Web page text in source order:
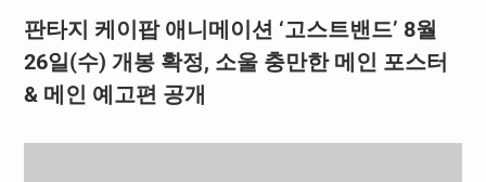
판타지 케이팝 애니메이션 ‘고스트밴드’ 8월
26일(수) 개봉 확정, 소울 충만한 메인 포스터
& 메인 예고편 공개